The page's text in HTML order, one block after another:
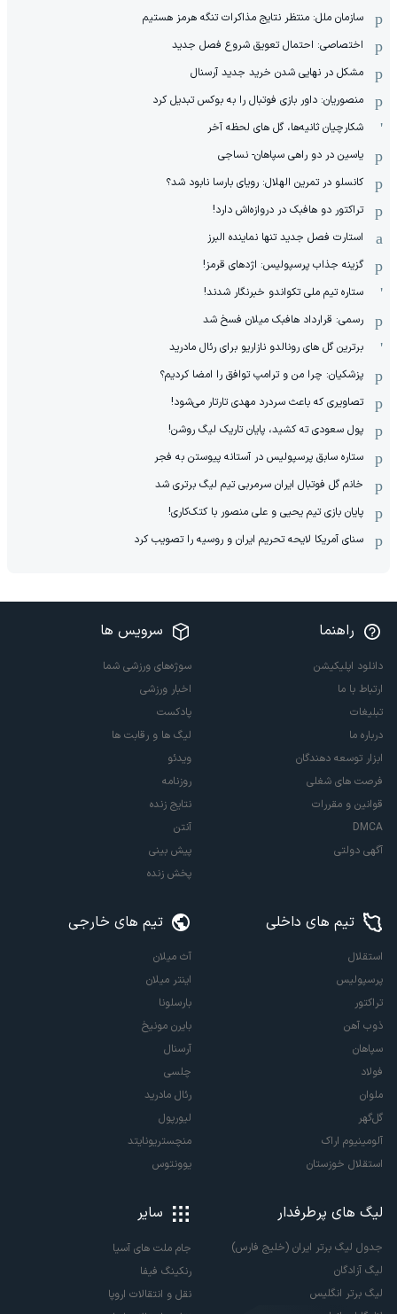
سازمان ملل: منتظر نتایج مذاکرات تنگه هرمز هستیم
اختصاصی: احتمال تعویق شروع فصل جدید
مشکل در نهایی شدن خرید جدید آرسنال
منصوریان: داور بازی فوتبال را به بوکس تبدیل کرد
شکارچیان ثانیه‌ها، گل های لحظه آخر
یاسین در دو راهی سپاهان- نساجی
کانسلو در تمرین الهلال: رویای بارسا نابود شد؟
تراکتور دو هافبک در دروازه‌اش دارد!
استارت فصل جدید تنها نماینده البرز
گزینه جذاب پرسپولیس: اژدهای قرمز!
ستاره تیم ملی تکواندو خبرنگار شدند!
رسمی: قرارداد هافبک میلان فسخ شد
برترین گل های رونالدو نازاریو برای رئال مادرید
پزشکیان: چرا من و ترامپ توافق را امضا کردیم؟
تصاویری که باعث سردرد مهدی تارتار می‌شود!
پول سعودی ته کشید، پایان تاریک لیگ روشن!
ستاره سابق پرسپولیس در آستانه پیوستن به فجر
خانم گل فوتبال ایران سرمربی تیم لیگ برتری شد
پایان بازی تیم یحیی و علی منصور با کتک‌کاری!
سنای آمریکا لایحه تحریم ایران و روسیه را تصویب کرد
راهنما
دانلود اپلیکیشن
ارتباط با ما
تبلیغات
درباره ما
ابزار توسعه دهندگان
فرصت های شغلی
قوانین و مقررات
DMCA
آگهی دولتی
سرویس ها
سوژه‌های ورزشی شما
اخبار ورزشی
پادکست
لیگ ها و رقابت ها
ویدئو
روزنامه
نتایج زنده
آنتن
پیش بینی
پخش زنده
تیم های داخلی
استقلال
پرسپولیس
تراکتور
ذوب آهن
سپاهان
فولاد
ملوان
گل‌گهر
آلومینیوم اراک
استقلال خوزستان
تیم های خارجی
آث میلان
اینتر میلان
بارسلونا
بایرن مونیخ
آرسنال
چلسی
رئال مادرید
لیورپول
منچستریونایتد
یوونتوس
لیگ های پرطرفدار
جدول لیگ برتر ایران (خلیج فارس)
لیگ آزادگان
لیگ برتر انگلیس
سایر
جام ملت های آسیا
رنکینگ فیفا
نقل و انتقالات اروپا